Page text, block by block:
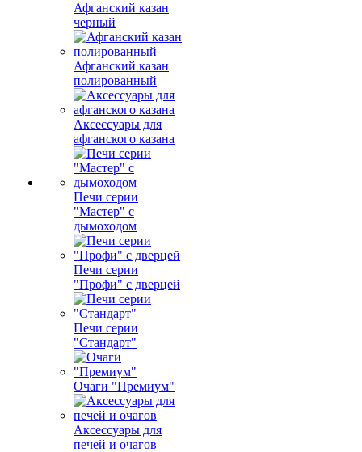
Афганский казан
черный
Афганский казан
полированный
Аксессуары для
афганского казана
Печи серии
"Мастер" с
дымоходом
Печи серии
"Профи" с дверцей
Печи серии
"Стандарт"
Очаги "Премиум"
Аксессуары для
печей и очагов